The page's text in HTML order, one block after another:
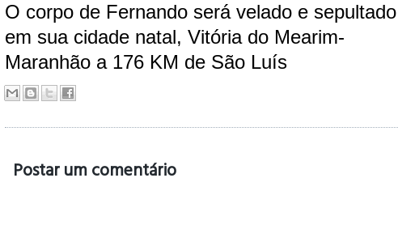
O corpo de Fernando será velado e sepultado
em sua cidade natal, Vitória do Mearim-
Maranhão a 176 KM de São Luís
Postar um comentário